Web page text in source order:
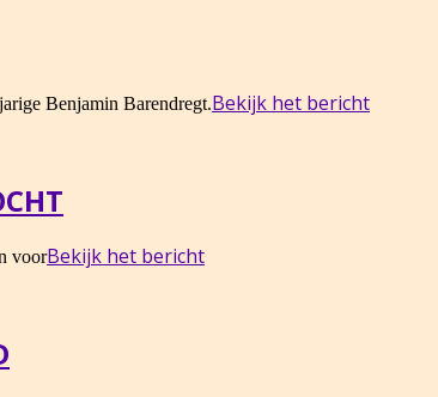
Benjamin Barendregt.Bekijk het bericht
voorBekijk het bericht